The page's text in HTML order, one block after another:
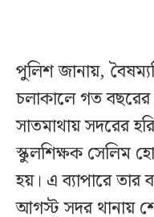
পুলিশ জানায়,
চলাকালে গত
সাতমাথায় সদরের
স্কুলশিক্ষক সেলিম
হয়। এ ব্যাপারে তার
আগস্ট সদর থানায়